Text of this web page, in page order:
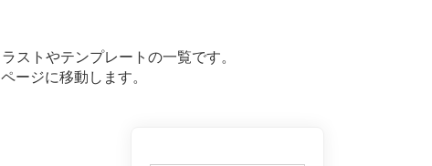
ラストやテンプレートの一覧です。
ージに移動します。